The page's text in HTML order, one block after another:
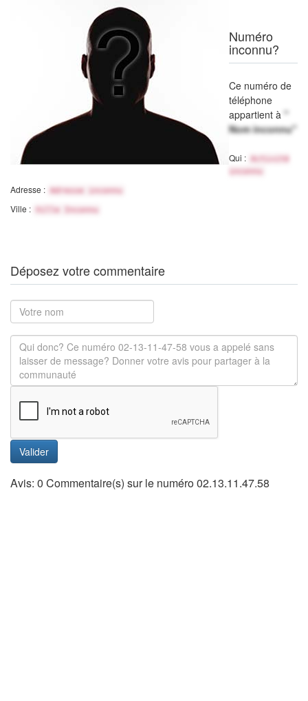
Numéro
inconnu?
Ce numéro de
téléphone
appartient à "
Nom inconnu"
Qui :
Activité
inconnu
Adresse : Adresse inconnu
Ville : Ville Inconnu
Déposez votre commentaire
Valider
Avis: 0 Commentaire(s) sur le numéro 02.13.11.47.58